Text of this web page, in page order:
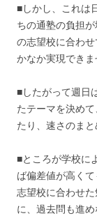
■しかし、これは
ちの通塾の負担
の志望校に合わ
かなか実現できま
■したがって週日
たテーマを決め
たり、速さのまと
■ところが学校に
ば偏差値が高く
志望校に合わせ
に、過去問も進